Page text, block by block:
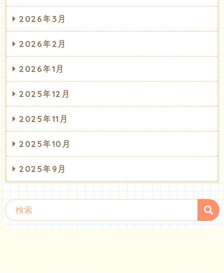
2026年3月
2026年2月
2026年1月
2025年12月
2025年11月
2025年10月
2025年9月